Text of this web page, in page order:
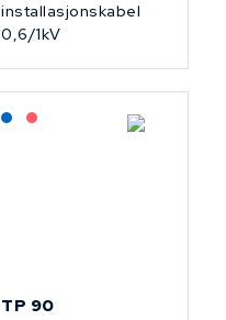
installasjonskabel
0,6/1kV
Lagerført: NEK Kabel
På forespørsel
TP 90